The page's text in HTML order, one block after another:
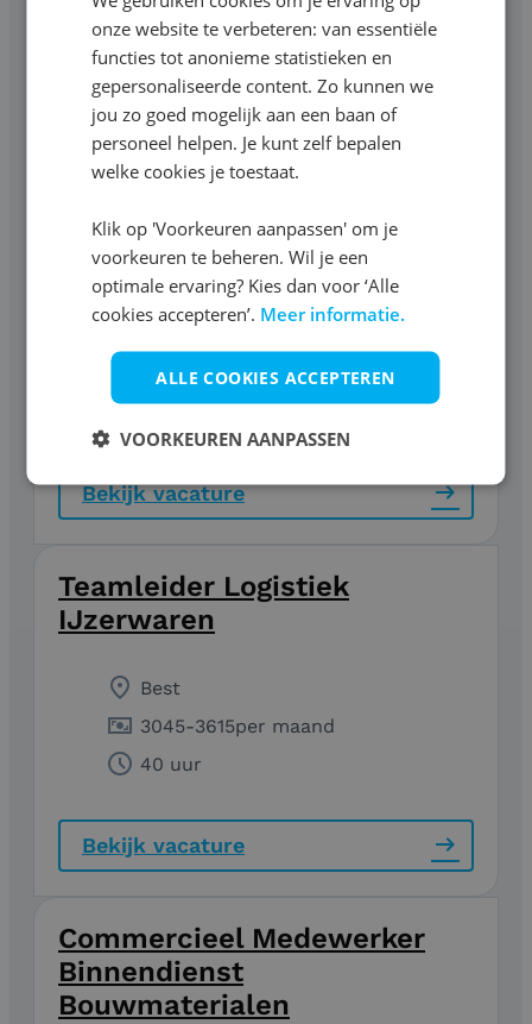
Sint-Oedenrode
15,80 -18,03per uur
40 uur
Bekijk vacature
Heftruckchauffeur
15,80 -17,03per uur
Bekijk vacature
Teamleider Logistiek
IJzerwaren
Best
3045-3615per maand
40 uur
Bekijk vacature
Commercieel Medewerker
Binnendienst
Bouwmaterialen
onze website te verbeteren: van essentiële
functies tot anonieme statistieken en
gepersonaliseerde content. Zo kunnen we
jou zo goed mogelijk aan een baan of
personeel helpen. Je kunt zelf bepalen
welke cookies je toestaat.
Klik op 'Voorkeuren aanpassen' om je
voorkeuren te beheren. Wil je een
optimale ervaring? Kies dan voor ‘Alle
cookies accepteren’. Meer informatie.
ALLE COOKIES ACCEPTEREN
VOORKEUREN AANPASSEN